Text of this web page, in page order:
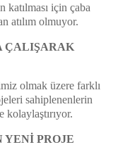
katılması için çaba
atılım olmuyor.
ÇALIŞARAK
olmak üzere farklı
sahiplenenlerin
kolaylaştırıyor.
PROJE